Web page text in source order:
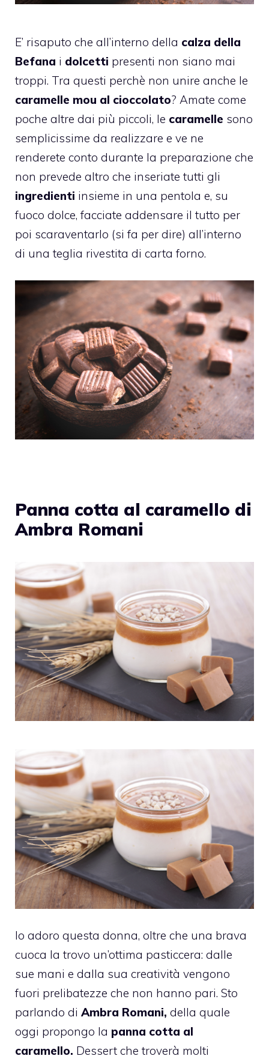
E’ risaputo che all’interno della calza della
Befana i dolcetti presenti non siano mai
troppi. Tra questi perchè non unire anche le
caramelle mou al cioccolato? Amate come
poche altre dai più piccoli, le caramelle sono
semplicissime da realizzare e ve ne
renderete conto durante la preparazione che
non prevede altro che inseriate tutti gli
ingredienti insieme in una pentola e, su
fuoco dolce, facciate addensare il tutto per
poi scaraventarlo (si fa per dire) all’interno
di una teglia rivestita di carta forno.
Panna cotta al caramello di
Ambra Romani
Io adoro questa donna, oltre che una brava
cuoca la trovo un’ottima pasticcera: dalle
sue mani e dalla sua creatività vengono
fuori prelibatezze che non hanno pari. Sto
parlando di Ambra Romani, della quale
oggi propongo la panna cotta al
caramello. Dessert che troverà molti